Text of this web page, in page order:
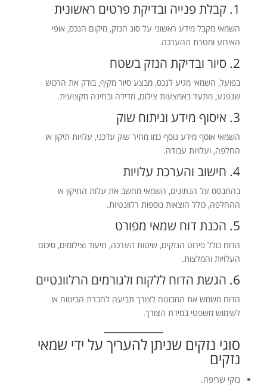
1. קבלת פנייה ובדיקת פרטים ראשונית
השמאי מקבל מידע ראשוני על סוג הנזק, מיקום הנכס, אופי
האירוע ומטרת ההערכה.
2. סיור ובדיקת הנזק בשטח
בפועל, השמאי מגיע לנכס, מבצע סיור מקיף, בודק את הרכוש
שנפגע, מתעד באמצעות צילום, מדידה ובחינה מקצועית.
3. איסוף מידע וניתוח שוק
השמאי אוסף מידע נוסף כמו מחיר שוק עדכני, עלויות תיקון או
החלפה, ועלויות עבודה.
4. חישוב והערכת עלויות
בהתבסס על הנתונים, השמאי מחשב את עלות התיקון או
ההחלפה, כולל הוצאות נוספות רלוונטיות.
5. הכנת דוח שמאי מפורט
הדוח כולל פירוט הנזקים, שיטות הערכה, תיעוד וצילומים, סיכום
העלויות והמלצות.
6. הגשת הדוח ללקוח ולגורמים הרלוונטיים
הדוח משמש את המבוטח לצורך תביעה לחברת הביטוח או
לשימוש משפטי במידת הצורך.
סוגי נזקים שניתן להעריך על ידי שמאי
נזקים
נזקי שריפה.